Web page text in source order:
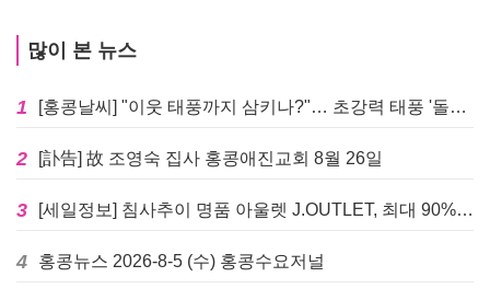
많이 본 뉴스
1 [홍콩날씨] "이웃 태풍까지 삼키나?"… 초강력 태풍 '돌핀' 세력 재확장
2 [訃告] 故 조영숙 집사 홍콩애진교회 8월 26일
3 [세일정보] 침사추이 명품 아울렛 J.OUTLET, 최대 90% 빅 세일 진행
4 홍콩뉴스 2026-8-5 (수) 홍콩수요저널